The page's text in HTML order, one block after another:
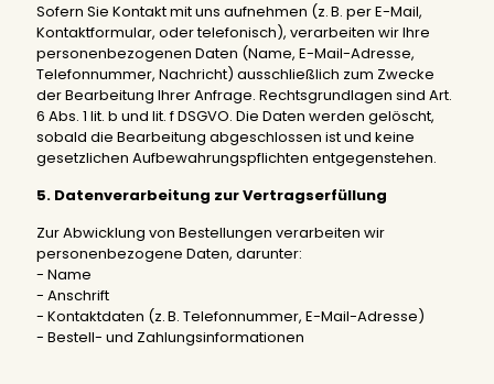
Sofern Sie Kontakt mit uns aufnehmen (z. B. per E-Mail,
Kontaktformular, oder telefonisch), verarbeiten wir Ihre
personenbezogenen Daten (Name, E-Mail-Adresse,
Telefonnummer, Nachricht) ausschließlich zum Zwecke
der Bearbeitung Ihrer Anfrage. Rechtsgrundlagen sind Art.
6 Abs. 1 lit. b und lit. f DSGVO. Die Daten werden gelöscht,
sobald die Bearbeitung abgeschlossen ist und keine
gesetzlichen Aufbewahrungspflichten entgegenstehen.
5. Datenverarbeitung zur Vertragserfüllung
Zur Abwicklung von Bestellungen verarbeiten wir
personenbezogene Daten, darunter:
- Name
- Anschrift
- Kontaktdaten (z. B. Telefonnummer, E-Mail-Adresse)
- Bestell- und Zahlungsinformationen